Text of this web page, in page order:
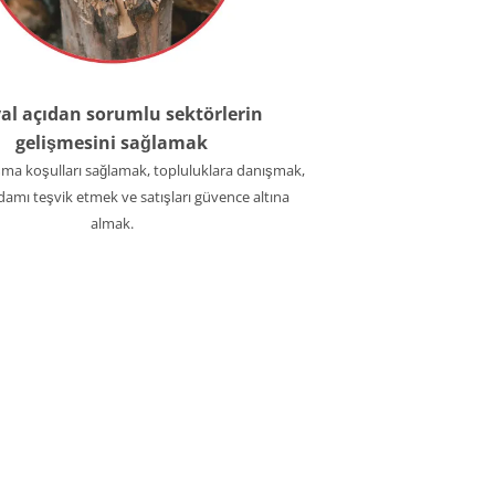
açıdan sorumlu sektörlerin
gelişmesini sağlamak
koşulları sağlamak, topluluklara danışmak,
teşvik etmek ve satışları güvence altına
almak.